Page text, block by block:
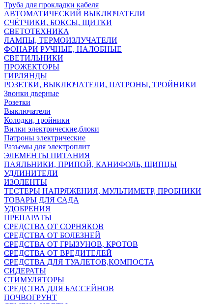
Труба для прокладки кабеля
АВТОМАТИЧЕСКИЙ ВЫКЛЮЧАТЕЛИ
СЧЁТЧИКИ, БОКСЫ, ЩИТКИ
СВЕТОТЕХНИКА
ЛАМПЫ, ТЕРМОИЗЛУЧАТЕЛИ
ФОНАРИ РУЧНЫЕ, НАЛОБНЫЕ
СВЕТИЛЬНИКИ
ПРОЖЕКТОРЫ
ГИРЛЯНДЫ
РОЗЕТКИ, ВЫКЛЮЧАТЕЛИ, ПАТРОНЫ, ТРОЙНИКИ
Звонки дверные
Розетки
Выключатели
Колодки, тройники
Вилки электрические,блоки
Патроны электрические
Разъемы для электроплит
ЭЛЕМЕНТЫ ПИТАНИЯ
ПАЯЛЬНИКИ, ПРИПОЙ, КАНИФОЛЬ, ЩИПЦЫ
УДЛИНИТЕЛИ
ИЗОЛЕНТЫ
ТЕСТЕРЫ НАПРЯЖЕНИЯ, МУЛЬТИМЕТР, ПРОБНИКИ
ТОВАРЫ ДЛЯ САДА
УДОБРЕНИЯ
ПРЕПАРАТЫ
СРЕДСТВА ОТ СОРНЯКОВ
СРЕДСТВА ОТ БОЛЕЗНЕЙ
СРЕДСТВА ОТ ГРЫЗУНОВ, КРОТОВ
СРЕДСТВА ОТ ВРЕДИТЕЛЕЙ
СРЕДСТВА ДЛЯ ТУАЛЕТОВ,КОМПОСТА
СИДЕРАТЫ
СТИМУЛЯТОРЫ
СРЕДСТВА ДЛЯ БАССЕЙНОВ
ПОЧВОГРУНТ